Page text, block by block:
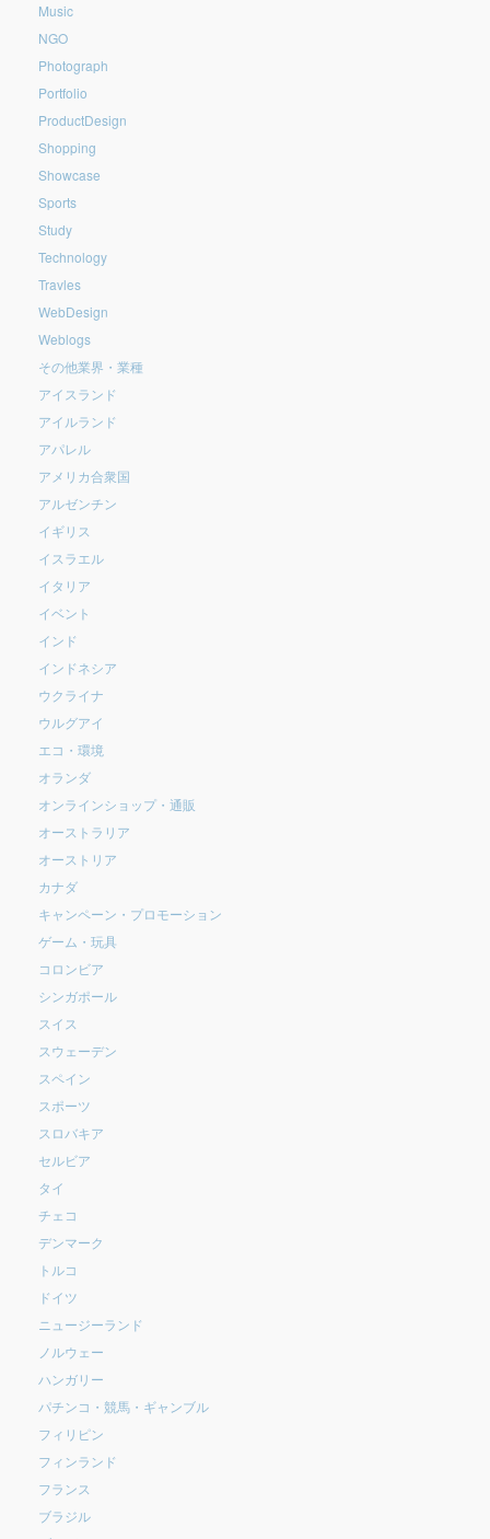
Music
NGO
Photograph
Portfolio
ProductDesign
Shopping
Showcase
Sports
Study
Technology
Travles
WebDesign
Weblogs
その他業界・業種
アイスランド
アイルランド
アパレル
アメリカ合衆国
アルゼンチン
イギリス
イスラエル
イタリア
イベント
インド
インドネシア
ウクライナ
ウルグアイ
エコ・環境
オランダ
オンラインショップ・通販
オーストラリア
オーストリア
カナダ
キャンペーン・プロモーション
ゲーム・玩具
コロンビア
シンガポール
スイス
スウェーデン
スペイン
スポーツ
スロバキア
セルビア
タイ
チェコ
デンマーク
トルコ
ドイツ
ニュージーランド
ノルウェー
ハンガリー
パチンコ・競馬・ギャンブル
フィリピン
フィンランド
フランス
ブラジル